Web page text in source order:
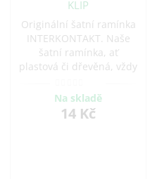
KLIP
Originální šatní ramínka
INTERKONTAKT. Naše
šatní ramínka, ať
plastová či dřevěná, vždy
oblečení s tou největší
opatrností. Hýčkejte své
oděvy s designovými
Na skladě
14 Kč